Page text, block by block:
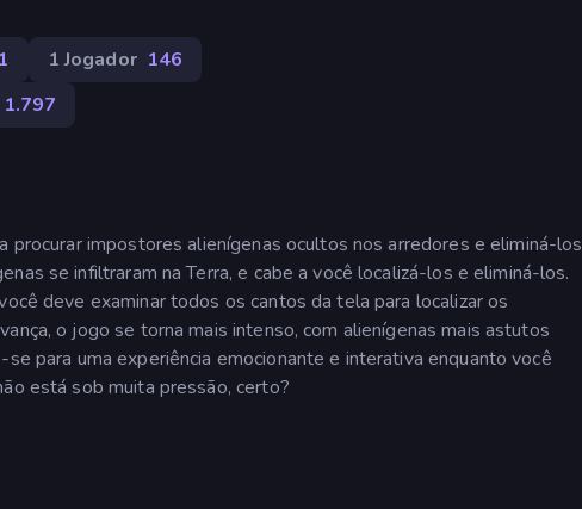
1 Jogador 146
1.797
procurar impostores alienígenas ocultos nos arredores e eliminá-los
se infiltraram na Terra, e cabe a você localizá-los e eliminá-los.
deve examinar todos os cantos da tela para localizar os
o jogo se torna mais intenso, com alienígenas mais astutos
para uma experiência emocionante e interativa enquanto você
está sob muita pressão, certo?